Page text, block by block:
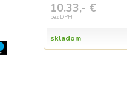
10.33,- €
bez DPH
skladom